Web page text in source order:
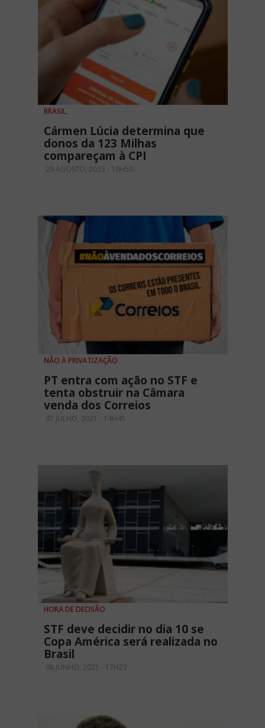
BRASIL
Cármen Lúcia determina que
donos da 123 Milhas
compareçam à CPI
29 AGOSTO, 2023 - 10H50
NÃO À PRIVATIZAÇÃO
PT entra com ação no STF e
tenta obstruir na Câmara
venda dos Correios
07 JULHO, 2021 - 14H45
HORA DE DECISÃO
STF deve decidir no dia 10 se
Copa América será realizada no
Brasil
08 JUNHO, 2021 - 17H23